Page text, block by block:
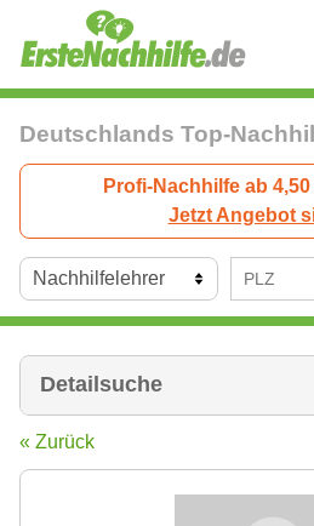
Deutschlands Top-
Profi-Nachhilfe ab
Jetzt Angebot
Detailsuche
« Zurück